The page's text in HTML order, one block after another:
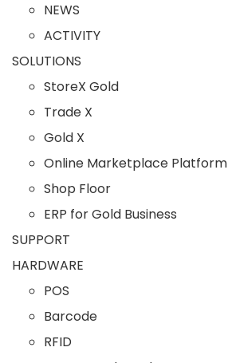
NEWS
ACTIVITY
SOLUTIONS
StoreX Gold
Trade X
Gold X
Online Marketplace Platform
Shop Floor
ERP for Gold Business
SUPPORT
HARDWARE
POS
Barcode
RFID